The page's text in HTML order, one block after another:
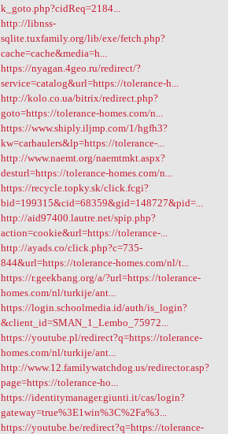
k_goto.php?cidReq=2184...
http://libnss-
sqlite.tuxfamily.org/lib/exe/fetch.php?
cache=cache&media=h...
https://nyagan.4geo.ru/redirect/?
service=catalog&url=https://tolerance-h...
http://kolo.co.ua/bitrix/redirect.php?
goto=https://tolerance-homes.com/n...
https://www.shiply.iljmp.com/1/hgfh3?
kw=carhaulers&lp=https://tolerance-...
http://www.naemt.org/naemtmkt.aspx?
desturl=https://tolerance-homes.com/n...
https://recycle.topky.sk/click.fcgi?
bid=199315&cid=68359&gid=148727&pid=...
http://aid97400.lautre.net/spip.php?
action=cookie&url=https://tolerance-...
http://ayads.co/click.php?c=735-
844&url=https://tolerance-homes.com/nl/t...
https://r.geekbang.org/a/?url=https://tolerance-
homes.com/nl/turkije/ant...
https://login.schoolmedia.id/auth/is_login?
&client_id=SMAN_1_Lembo_75972...
https://youtube.pl/redirect?q=https://tolerance-
homes.com/nl/turkije/ant...
http://www.12.familywatchdog.us/redirector.asp?
page=https://tolerance-ho...
https://identitymanager.giunti.it/cas/login?
gateway=true%3E1win%3C%2Fa%3...
https://youtube.be/redirect?q=https://tolerance-